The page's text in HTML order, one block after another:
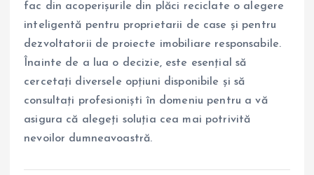
fac din acoperișurile din plăci reciclate o alegere
inteligentă pentru proprietarii de case și pentru
dezvoltatorii de proiecte imobiliare responsabile.
Înainte de a lua o decizie, este esențial să
cercetați diversele opțiuni disponibile și să
consultați profesioniști în domeniu pentru a vă
asigura că alegeți soluția cea mai potrivită
nevoilor dumneavoastră.